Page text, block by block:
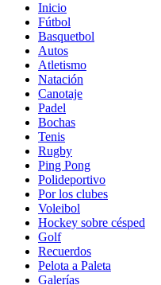
Inicio
Fútbol
Basquetbol
Autos
Atletismo
Natación
Canotaje
Padel
Bochas
Tenis
Rugby
Ping Pong
Polideportivo
Por los clubes
Voleibol
Hockey sobre césped
Golf
Recuerdos
Pelota a Paleta
Galerías